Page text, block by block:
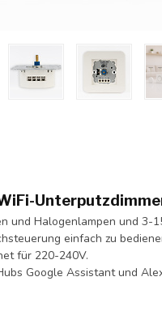
und Halogenlampen und 3-
einfach zu
für 220-240V.
Google Assistant und